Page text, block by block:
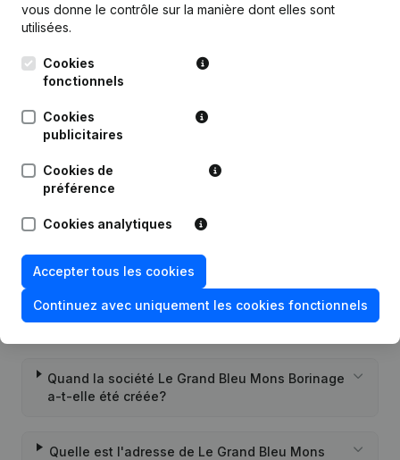
13-05-2004
Questions fréquemment posées
Quel est le numéro d'entreprise de Le Grand
Quel est l'identifiant PEPPOL de Le Grand Bleu
Mons Borinage?
Quand la société Le Grand Bleu Mons Borinage
a-t-elle été créée?
Quelle est l'adresse de Le Grand Bleu Mons
vous donne le contrôle sur la manière dont elles sont
utilisées.
Cookies
fonctionnels
Cookies
publicitaires
Cookies de
préférence
Cookies analytiques
Accepter tous les cookies
Continuez avec uniquement les cookies fonctionnels